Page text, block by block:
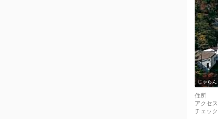
じゃらん
住所
アクセス
チェッ